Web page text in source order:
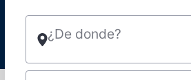
¿De donde?